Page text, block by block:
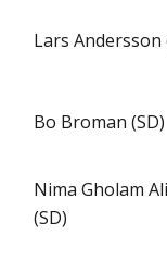
Lars Andersson
Bo Broman (SD)
Nima Gholam
(SD)